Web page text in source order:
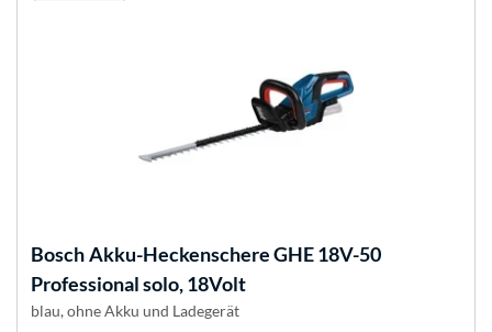
BoschAkku-Heckenschere GHE 18V-50
Professional solo, 18Volt
blau, ohne Akku und Ladegerät